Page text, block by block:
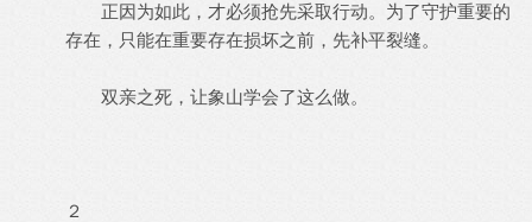
正因为如此，才必须抢先采取行动。为了守护重要的
存在，只能在重要存在损坏之前，先补平裂缝。
双亲之死，让象山学会了这么做。
２